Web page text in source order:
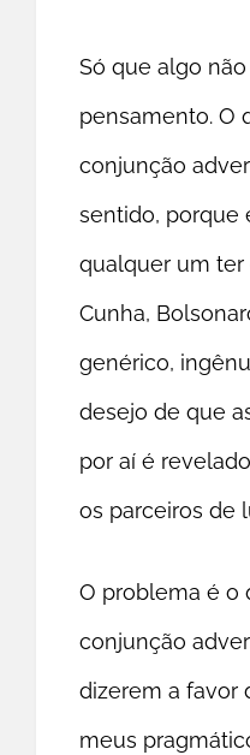
Só que algo
pensamento. O
conjunção
sentido, porque
qualquer um
Cunha,
genérico,
desejo de que
por aí é
os parceiros de
O problema é o
conjunção
dizerem a favor
meus